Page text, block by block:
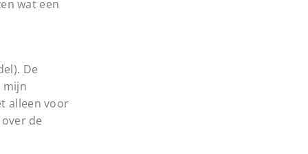
wat een
De
mijn
alleen voor
de